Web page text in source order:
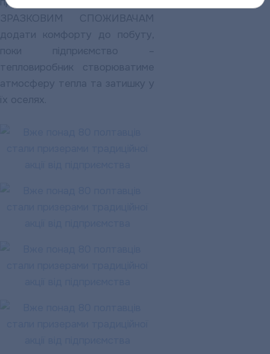
ЗРАЗКОВИМ СПОЖИВАЧАМ
додати комфорту до побуту,
поки підприємство –
тепловиробник створюватиме
атмосферу тепла та затишку у
їх оселях.